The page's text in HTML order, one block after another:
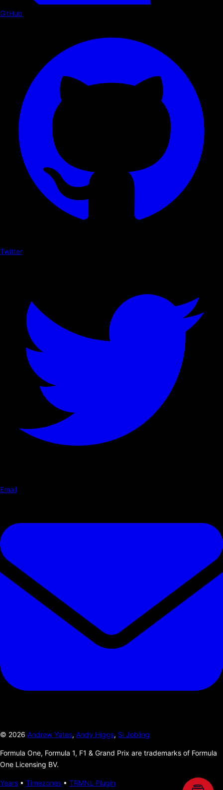
GitHub
Twitter
Email
© 2026 Andrew Yates, Andy Higgs, Si Jobling
Formula One, Formula 1, F1 & Grand Prix are trademarks of Formula
One Licensing BV.
Years • Timezones • TRMNL Plugin